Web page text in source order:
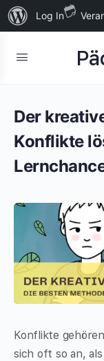
Über
WordPress
Log In
Der
Konflikte
Konflikte
sich oft so an,